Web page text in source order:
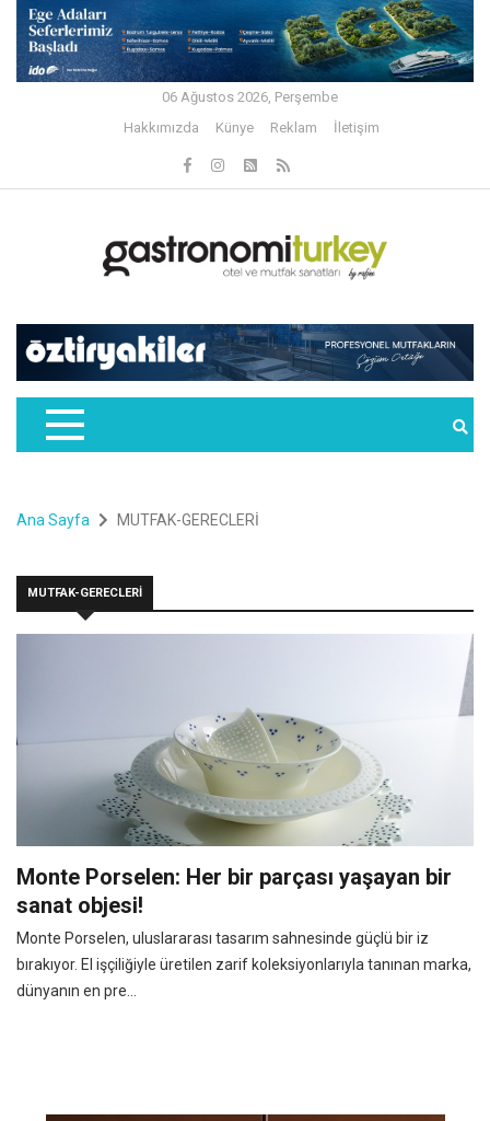
06 Ağustos 2026, Perşembe
Hakkımızda
Künye Reklam İletişim
Ana Sayfa MUTFAK-GERECLERİ
MUTFAK-GERECLERİ
Monte Porselen: Her bir parçası yaşayan bir
sanat objesi!
Monte Porselen, uluslararası tasarım sahnesinde güçlü bir iz
bırakıyor. El işçiliğiyle üretilen zarif koleksiyonlarıyla tanınan marka,
dünyanın en pre...